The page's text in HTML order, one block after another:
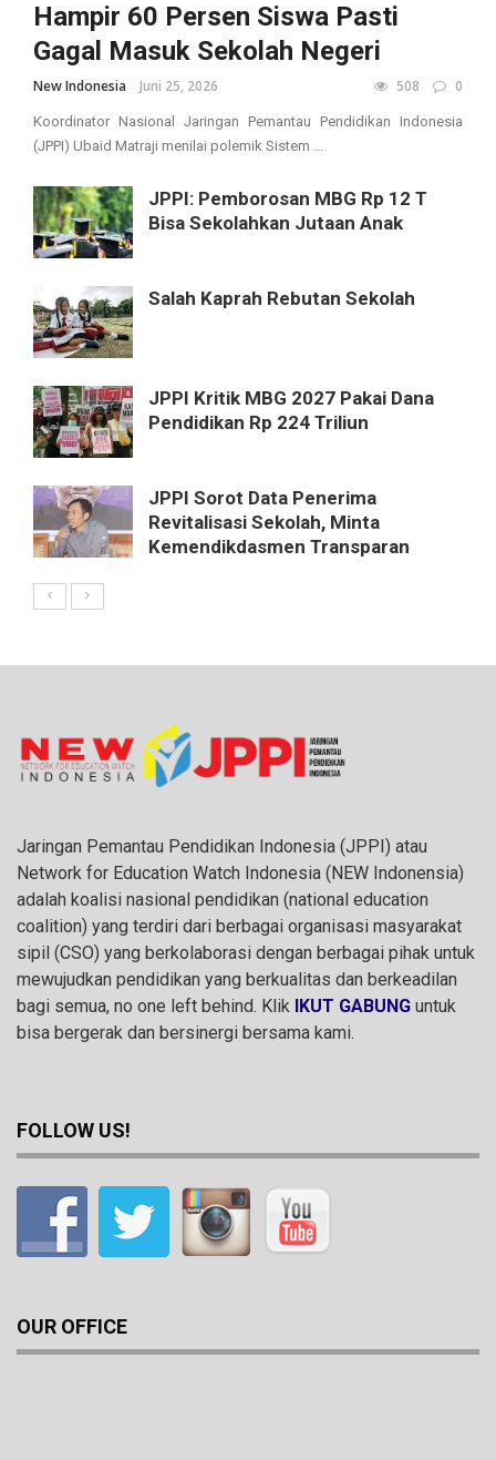
Hampir 60 Persen Siswa Pasti
Gagal Masuk Sekolah Negeri
New Indonesia Juni 25, 2026 508 0
Koordinator Nasional Jaringan Pemantau Pendidikan Indonesia
(JPPI) Ubaid Matraji menilai polemik Sistem ...
JPPI: Pemborosan MBG Rp 12 T
Bisa Sekolahkan Jutaan Anak
Salah Kaprah Rebutan Sekolah
JPPI Kritik MBG 2027 Pakai Dana
Pendidikan Rp 224 Triliun
JPPI Sorot Data Penerima
Revitalisasi Sekolah, Minta
Kemendikdasmen Transparan
Jaringan Pemantau Pendidikan Indonesia (JPPI) atau
Network for Education Watch Indonesia (NEW Indonensia)
adalah koalisi nasional pendidikan (national education
coalition) yang terdiri dari berbagai organisasi masyarakat
sipil (CSO) yang berkolaborasi dengan berbagai pihak untuk
mewujudkan pendidikan yang berkualitas dan berkeadilan
bagi semua, no one left behind. Klik IKUT GABUNG untuk
bisa bergerak dan bersinergi bersama kami.
FOLLOW US!
OUR OFFICE